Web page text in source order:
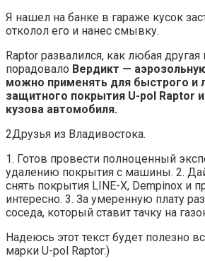
Я нашел на банке в гараже кусок
отколол его и нанес смывку.
Raptor развалился, как любая другая
порадовало Вердикт —
можно применять для быстрого и
защитного покрытия U-pol Raptor
кузова автомобиля.
2Друзья из Владивостока.
1. Готов провести полноценный
удалению покрытия с машины. 2.
снять покрытия LINE-X, Dempinoх и
интересно. 3. За умеренную плату
соседа, который ставит тачку на
Надеюсь этот текст будет полезно
марки U-pol Raptor:)